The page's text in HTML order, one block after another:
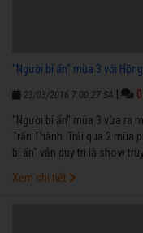
"Người bí ẩn" mùa 3 với
23/03/2016 7:00:27 SA 0
"Người bí ẩn" mùa 3 vừa ra
Trấn Thành. Trải qua 2 mùa
bí ẩn" vẫn duy trì là show
mùa thứ 3 sẽ lên sóng vào
Xem chi tiết